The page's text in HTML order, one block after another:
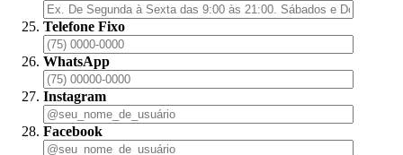
Telefone Fixo
WhatsApp
Instagram
Facebook